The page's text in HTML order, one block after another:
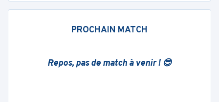
PROCHAIN MATCH
Repos, pas de match à venir ! 😎